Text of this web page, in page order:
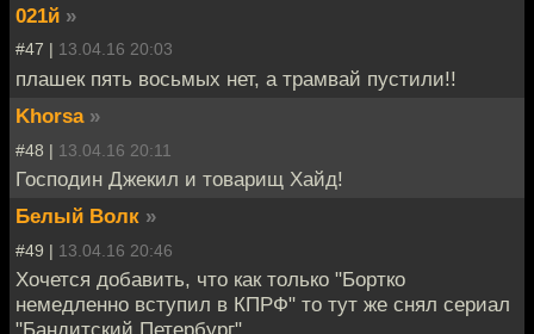
021й »
#47 | 13.04.16 20:03
плашек пять восьмых нет, а трамвай пустили!!
Khorsa »
#48 | 13.04.16 20:11
Господин Джекил и товарищ Хайд!
Белый Волк »
#49 | 13.04.16 20:46
Хочется добавить, что как только "Бортко
немедленно вступил в КПРФ" то тут же снял сериал